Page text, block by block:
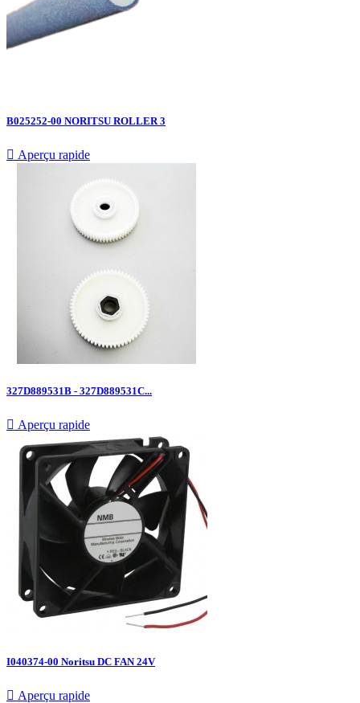
B025252-00 NORITSU ROLLER 3
 Aperçu rapide
327D889531B - 327D889531C...
 Aperçu rapide
I040374-00 Noritsu DC FAN 24V
 Aperçu rapide